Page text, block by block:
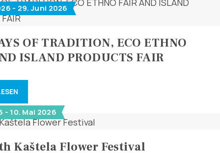
info@kastela-info.hr
Villa Nika, Kamberovo šetalište 30,
21216 Kaštel Stari, Hrvatska
- 29. Juni 2026
OF TRADITION, ECO ETHNO
ISLAND PRODUCTS FAIR
- 10. Mai 2026
Kaštela Flower Festival